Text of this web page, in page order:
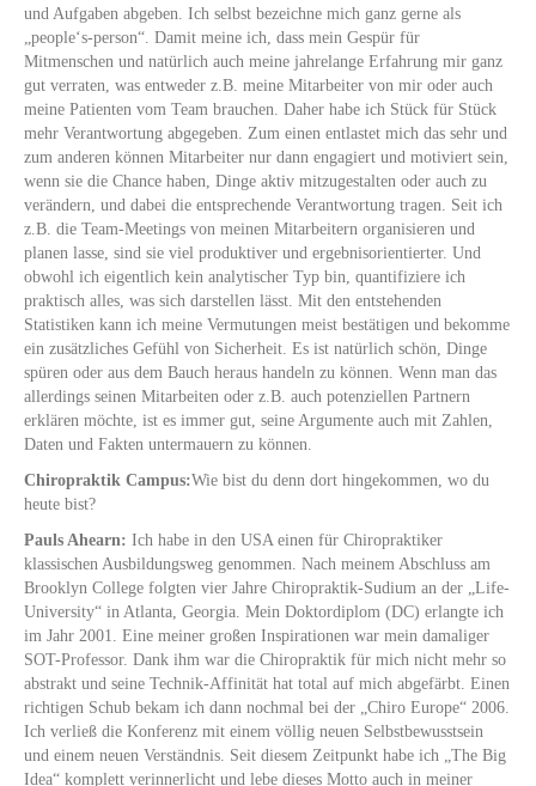
und Aufgaben abgeben. Ich selbst bezeichne mich ganz gerne als
„people‘s-person“. Damit meine ich, dass mein Gespür für
Mitmenschen und natürlich auch meine jahrelange Erfahrung mir ganz
gut verraten, was entweder z.B. meine Mitarbeiter von mir oder auch
meine Patienten vom Team brauchen. Daher habe ich Stück für Stück
mehr Verantwortung abgegeben. Zum einen entlastet mich das sehr und
zum anderen können Mitarbeiter nur dann engagiert und motiviert sein,
wenn sie die Chance haben, Dinge aktiv mitzugestalten oder auch zu
verändern, und dabei die entsprechende Verantwortung tragen. Seit ich
z.B. die Team-Meetings von meinen Mitarbeitern organisieren und
planen lasse, sind sie viel produktiver und ergebnisorientierter. Und
obwohl ich eigentlich kein analytischer Typ bin, quantifiziere ich
praktisch alles, was sich darstellen lässt. Mit den entstehenden
Statistiken kann ich meine Vermutungen meist bestätigen und bekomme
ein zusätzliches Gefühl von Sicherheit. Es ist natürlich schön, Dinge
spüren oder aus dem Bauch heraus handeln zu können. Wenn man das
allerdings seinen Mitarbeiten oder z.B. auch potenziellen Partnern
erklären möchte, ist es immer gut, seine Argumente auch mit Zahlen,
Daten und Fakten untermauern zu können.
Chiropraktik Campus:Wie bist du denn dort hingekommen, wo du
heute bist?
Pauls Ahearn: Ich habe in den USA einen für Chiropraktiker
klassischen Ausbildungsweg genommen. Nach meinem Abschluss am
Brooklyn College folgten vier Jahre Chiropraktik-Sudium an der „Life-
University“ in Atlanta, Georgia. Mein Doktordiplom (DC) erlangte ich
im Jahr 2001. Eine meiner großen Inspirationen war mein damaliger
SOT-Professor. Dank ihm war die Chiropraktik für mich nicht mehr so
abstrakt und seine Technik-Affinität hat total auf mich abgefärbt. Einen
richtigen Schub bekam ich dann nochmal bei der „Chiro Europe“ 2006.
Ich verließ die Konferenz mit einem völlig neuen Selbstbewusstsein
und einem neuen Verständnis. Seit diesem Zeitpunkt habe ich „The Big
Idea“ komplett verinnerlicht und lebe dieses Motto auch in meiner